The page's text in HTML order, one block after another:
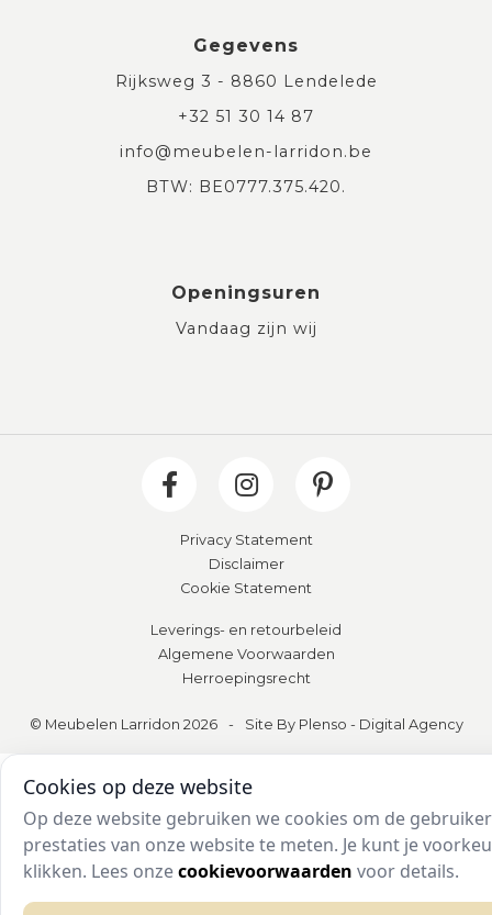
Gegevens
Rijksweg 3 - 8860 Lendelede
+32 51 30 14 87
info@meubelen-larridon.be
BTW: BE0777.375.420.
Openingsuren
Vandaag zijn wij
Privacy Statement
Disclaimer
Cookie Statement
Leverings- en retourbeleid
Algemene Voorwaarden
Herroepingsrecht
© Meubelen Larridon 2026 - Site By Plenso - Digital Agency
Cookies op deze website
Op deze website gebruiken we cookies om de
prestaties van onze website te meten. Je kunt je
klikken. Lees onzecookievoorwaarden voor details.